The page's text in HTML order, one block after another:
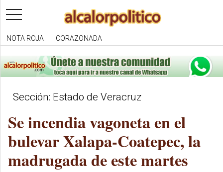
toggle
navigation
NOTA ROJA CORAZONADA
Sección: Estado de Veracruz
Se incendia vagoneta en el
bulevar Xalapa-Coatepec, la
madrugada de este martes